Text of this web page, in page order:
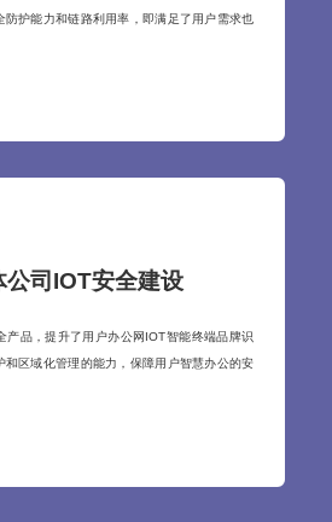
防护能力和链路利用率，即满足了用户需求也
司IOT安全建设
产品，提升了用户办公网IOT智能终端品牌识
和区域化管理的能力，保障用户智慧办公的安